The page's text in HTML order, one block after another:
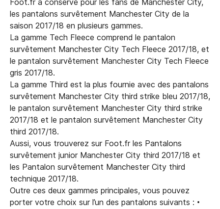
les pantalons survêtement Manchester City de la
saison 2017/18 en plusieurs gammes.
La gamme Tech Fleece comprend le pantalon
survêtement Manchester City Tech Fleece 2017/18, et
le pantalon survêtement Manchester City Tech Fleece
gris 2017/18.
La gamme Third est la plus fournie avec des pantalons
survêtement Manchester City third strike bleu 2017/18,
le pantalon survêtement Manchester City third strike
2017/18 et le pantalon survêtement Manchester City
third 2017/18.
Aussi, vous trouverez sur Foot.fr les Pantalons
survêtement junior Manchester City third 2017/18 et
les Pantalon survêtement Manchester City third
technique 2017/18.
Outre ces deux gammes principales, vous pouvez
porter votre choix sur l’un des pantalons suivants : •